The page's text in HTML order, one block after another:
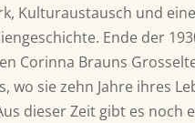
Kulturaustausch und eine
Ende der
Corinna Brauns
wo sie zehn Jahre ihres
dieser Zeit gibt es noch